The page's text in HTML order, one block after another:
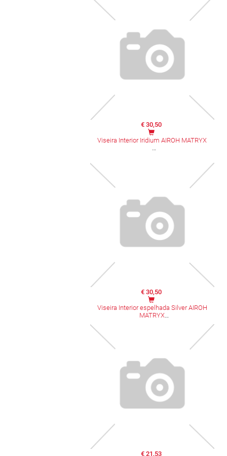
€ 30,50
Viseira Interior Iridium AIROH MATRYX
€ 30,50
Viseira Interior espelhada Silver AIROH
MATRYX
€ 21,53